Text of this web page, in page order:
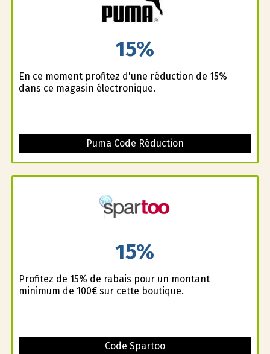
15%
En ce moment profitez d'une réduction de 15%
dans ce magasin électronique.
Puma Code Réduction
15%
Profitez de 15% de rabais pour un montant
minimum de 100€ sur cette boutique.
Code Spartoo